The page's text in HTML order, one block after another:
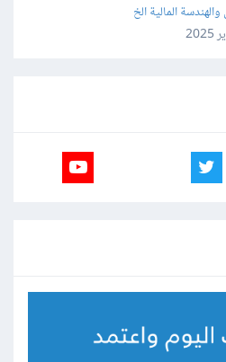
المالية الخ